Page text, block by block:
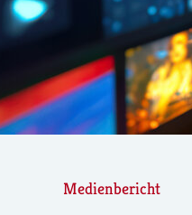
Medienbericht